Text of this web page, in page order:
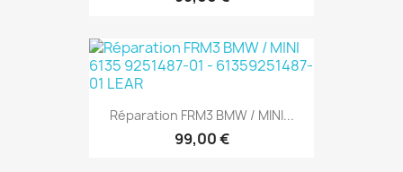
Réparation FRM3 BMW / MINI...
99,00 €